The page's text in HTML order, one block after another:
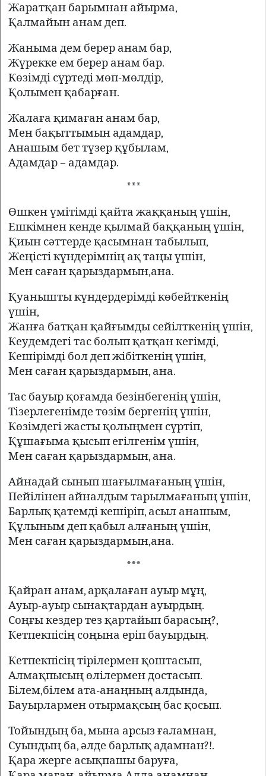
Жаратқан барымнан айырма,
Қалмайын анам деп.
Жаныма дем берер анам бар,
Жүрекке ем берер анам бар.
Көзімді сүртеді мөп-мөлдір,
Қолымен қабарған.
Жалаға қимаған анам бар,
Мен бақыттымын адамдар,
Анашым бет түзер құбылам,
Адамдар – адамдар.
***
Өшкен үмітімді қайта жаққаның үшін,
Ешкімнен кенде қылмай баққаның үшін,
Қиын сәттерде қасымнан табылып,
Жеңісті күндерімнің ақ таңы үшін,
Мен саған қарыздармын,ана.
Қуанышты күндердерімді көбейткенің
үшін,
Жанға батқан қайғымды сейілткенің үшін,
Кеудемдегі тас болып қатқан кегімді,
Кешірімді бол деп жібіткенің үшін,
Мен саған қарыздармын, ана.
Тас бауыр қоғамда безінбегенің үшін,
Тізерлегенімде төзім бергенің үшін,
Көзімдегі жасты қолыңмен сүртіп,
Құшағыма қысып егілгенім үшін,
Мен саған қарыздармын, ана.
Айнадай сынып шағылмағаның үшін,
Пейілінен айналдым тарылмағаның үшін,
Барлық қатемді кешіріп, асыл анашым,
Құлыным деп қабыл алғаның үшін,
Мен саған қарыздармын,ана.
***
Қайран анам, арқалаған ауыр мұң,
Ауыр-ауыр сынақтардан ауырдың.
Соңғы кездер тез қартайып барасың?,
Кетпекпісің соңына еріп бауырдың.
Кетпекпісің тірілермен қоштасып,
Алмақпысың өлілермен достасып.
Білем,білем ата-анаңның алдында,
Бауырлармен отырмақсың бас қосып.
Тойындың ба, мына арсыз ғаламнан,
Суындың ба, әлде барлық адамнан?!.
Қара жерге асықпашы баруға,